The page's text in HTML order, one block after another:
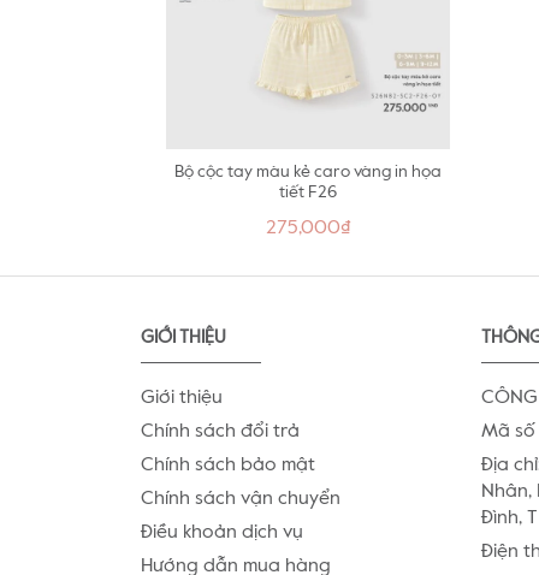
Bộ cộc tay màu kẻ caro vàng in họa
tiết F26
275,000₫
GIỚI THIỆU
Giới thiệu
Chính sách đổi trả
Chính sách bảo mật
Chính sách vận chuyển
Điều khoản dịch vụ
Hướng dẫn mua hàng
Mã số
Địa
Nhân,
Đình,
Điện